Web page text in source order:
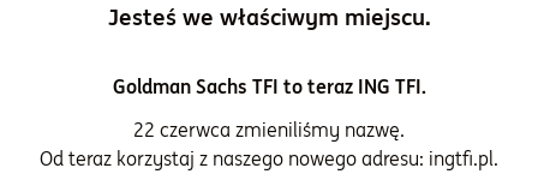
Kto wybrał Liderów ESG
O wyborze laureatów zdecydowała kapituła konkursu
złożona z ekspertów w dziedzinie ESG, rynków
Jesteś we właściwym miejscu.
Goldman Sachs TFI to teraz ING TFI.
22 czerwca zmieniliśmy nazwę.
Od teraz korzystaj z naszego nowego adresu: ingtfi.pl.